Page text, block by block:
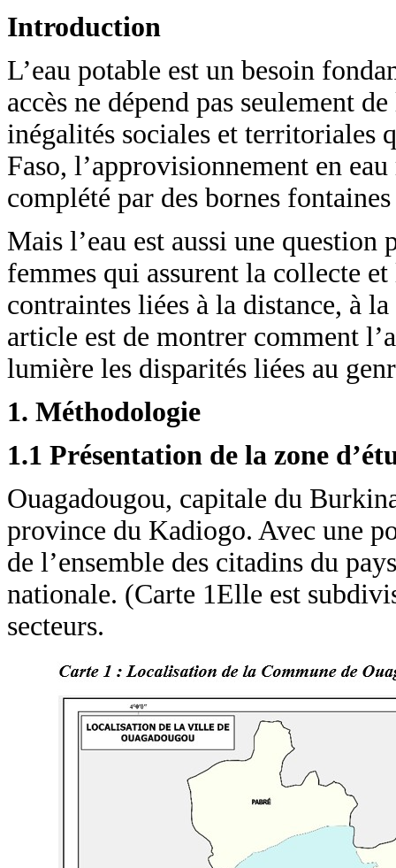
Introduction
L’eau potable est un besoin
accès ne dépend pas seulement
inégalités sociales et territoriales
Faso, l’approvisionnement en
complété par des bornes
Mais l’eau est aussi une question
femmes qui assurent la collecte
contraintes liées à la distance, à
article est de montrer comment
lumière les disparités liées au
1. Méthodologie
1.1 Présentation de la zone
Ouagadougou, capitale du
province du Kadiogo. Avec une
de l’ensemble des citadins du
nationale. (Carte 1Elle est
secteurs.